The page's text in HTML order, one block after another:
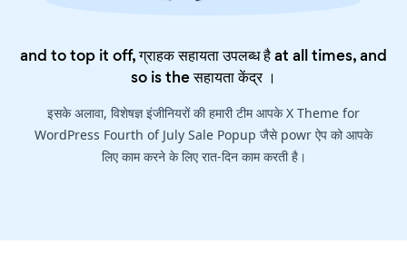
and to top it off, ग्राहक सहायता उपलब्ध है at all times, and
so is theसहायता केंद्र।
इसके अलावा, विशेषज्ञ इंजीनियरों की हमारी टीम आपके X Theme for
WordPress Fourth of July Sale Popup जैसे powr ऐप को आपके
लिए काम करने के लिए रात-दिन काम करती है।